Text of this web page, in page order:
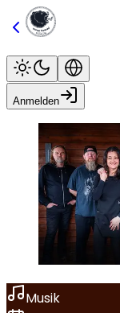
Anmelden
Musik